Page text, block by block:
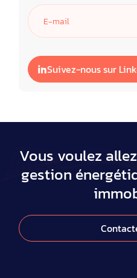
Suivez-nous sur
Vous voulez
gestion